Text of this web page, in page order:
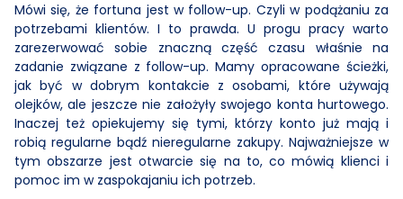
Mówi się, że fortuna jest w follow-up. Czyli w podążaniu za
potrzebami klientów. I to prawda. U progu pracy warto
zarezerwować sobie znaczną część czasu właśnie na
zadanie związane z follow-up. Mamy opracowane ścieżki,
jak być w dobrym kontakcie z osobami, które używają
olejków, ale jeszcze nie założyły swojego konta hurtowego.
Inaczej też opiekujemy się tymi, którzy konto już mają i
robią regularne bądź nieregularne zakupy. Najważniejsze w
tym obszarze jest otwarcie się na to, co mówią klienci i
pomoc im w zaspokajaniu ich potrzeb.